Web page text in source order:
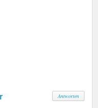
Antworten